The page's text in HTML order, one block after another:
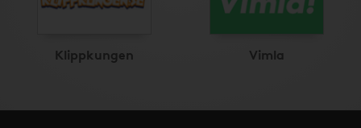
Klippkungen Vimla